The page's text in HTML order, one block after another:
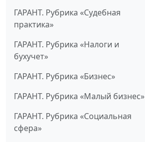
ГАРАНТ. Рубрика «Судебная
практика»
ГАРАНТ. Рубрика «Налоги и
бухучет»
ГАРАНТ. Рубрика «Бизнес»
ГАРАНТ. Рубрика «Малый бизнес»
ГАРАНТ. Рубрика «Социальная
сфера»